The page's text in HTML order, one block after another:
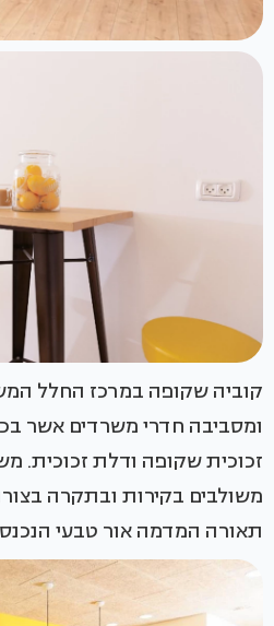
קוביה שקופה במרכז החלל
ומסביבה חדרי משרדים אשר
זכוכית שקופה ודלת זכוכית.
משולבים בקירות ובתקרה
תאורה המדמה אור טבעי